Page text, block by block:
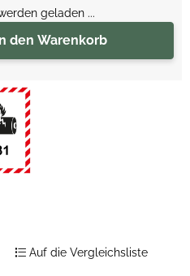
den Warenkorb
geladen ...
Auf die Vergleichsliste